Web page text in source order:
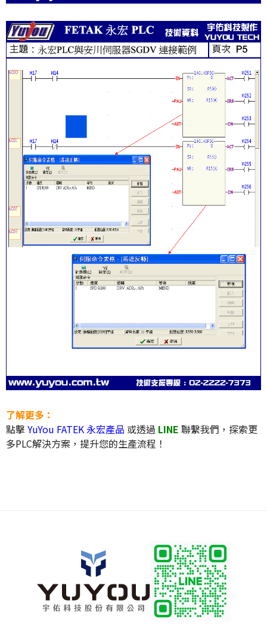
了解更多：
點擊YuYou FATEK 永宏產品 或透過 LINE 聯繫我們，探索更
多PLC解決方案，提升您的生產流程！